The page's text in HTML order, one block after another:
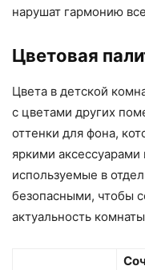
нарушат гармонию
Цветовая
Цвета в детской
с цветами других
оттенки для фона,
яркими
используемые в
безопасными, чтобы
актуальность